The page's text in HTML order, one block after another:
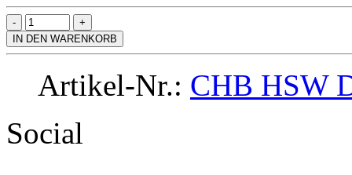
IN DEN WARENKORB
Artikel-Nr.: CHB HSW
Social